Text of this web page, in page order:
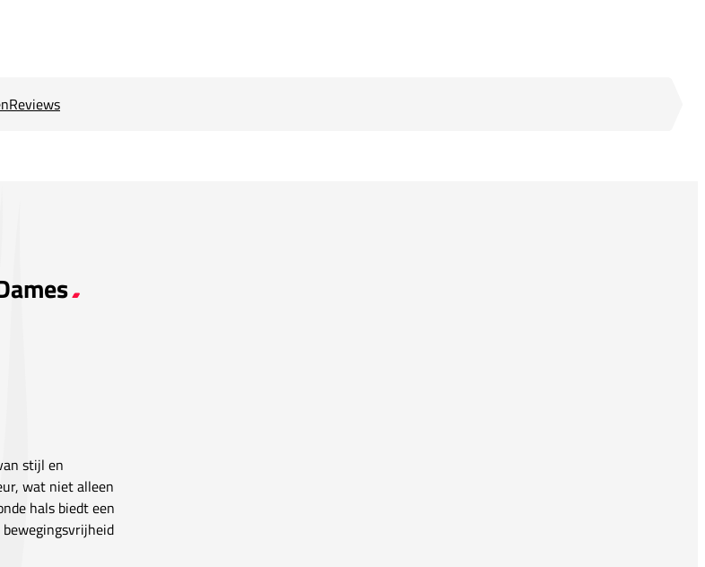
Reviews
stijl en
wat niet alleen
hals biedt een